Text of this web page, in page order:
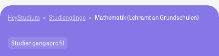
HeyStudium Studiengänge Mathematik (Lehramt an Grundschulen)
Studiengangsprofil